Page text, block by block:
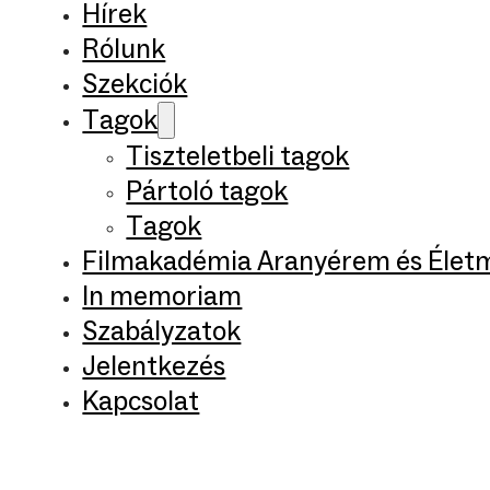
Hírek
Rólunk
Szekciók
Tagok
Tiszteletbeli tagok
Pártoló tagok
Tagok
Filmakadémia Aranyérem és
In memoriam
Szabályzatok
Jelentkezés
Kapcsolat